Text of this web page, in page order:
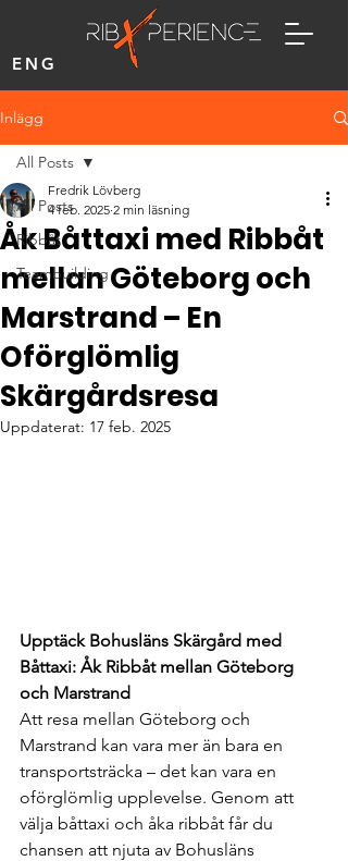
ENG
Inlägg
All Posts
Ribbåt
Teambuilding
All Posts
Åk Båttaxi med Ribbåt
mellan Göteborg och
Marstrand – En
Oförglömlig
Skärgårdsresa
Fredrik Lövberg
4 feb. 2025 2 min läsning
Uppdaterat: 17 feb. 2025
Upptäck Bohusläns Skärgård med
Båttaxi: Åk Ribbåt mellan Göteborg
och Marstrand
Att resa mellan Göteborg och
Marstrand kan vara mer än bara en
transportsträcka – det kan vara en
oförglömlig upplevelse. Genom att
välja båttaxi och åka ribbåt får du
chansen att njuta av Bohusläns